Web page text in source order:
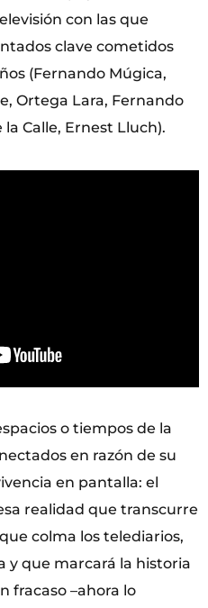
con las que
clave cometidos
(Fernando Múgica,
Ortega Lara, Fernando
la Calle, Ernest Lluch).
o tiempos de la
en razón de su
en pantalla: el
realidad que transcurre
colma los telediarios,
y que marcará la historia
fracaso –ahora lo